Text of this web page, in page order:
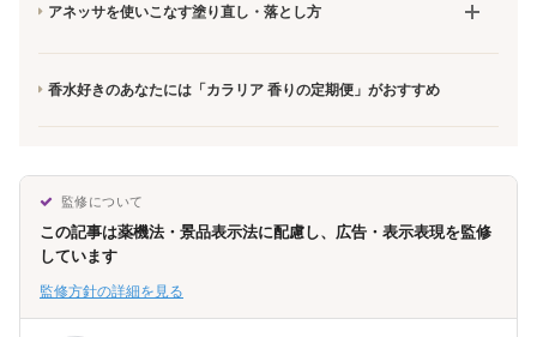
アネッサを使いこなす塗り直し・落とし方
香水好きのあなたには「カラリア 香りの定期便」がおすすめ
監修について
この記事は薬機法・景品表示法に配慮し、広告・表示表現を監修
しています
監修方針の詳細を見る